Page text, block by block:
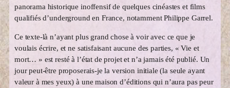
panorama historique inoffensif de quelques cinéastes et films
qualifiés d’underground en France, notamment Philippe Garrel.
Ce texte-là n’ayant plus grand chose à voir avec ce que je
voulais écrire, et ne satisfaisant aucune des parties, « Vie et
mort… » est resté à l’état de projet et n’a jamais été publié. Un
jour peut-être proposerais-je la version initiale (la seule ayant
valeur à mes yeux) à une maison d’éditions qui n’aura pas peur